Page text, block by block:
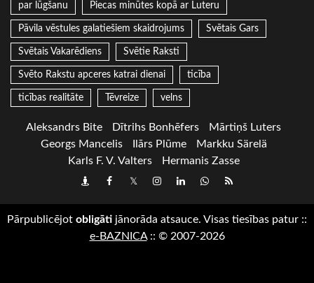
par lūgšanu Piecas minūtes kopā ar Luteru
Pāvila vēstules galatiešiem skaidrojums Svētais Gars
Svētais Vakarēdiens Svētie Raksti
Svēto Rakstu apceres katrai dienai ticība
ticības realitāte Tēvreize velns
Aleksandrs Bite Dītrihs Bonhēfers
Mārtiņš Luters
Georgs Mancelis
Ilārs Plūme
Markku Särelä
Karls F. V. Valters
Hermanis Zasse
DraugiemFacebook
TwitterInstagram
LinkedInwhatsapp
RSS
Pārpublicējot obligāti jānorāda atsauce. Visas tiesības patur ::
e-BAZNICA:: © 2007-2026